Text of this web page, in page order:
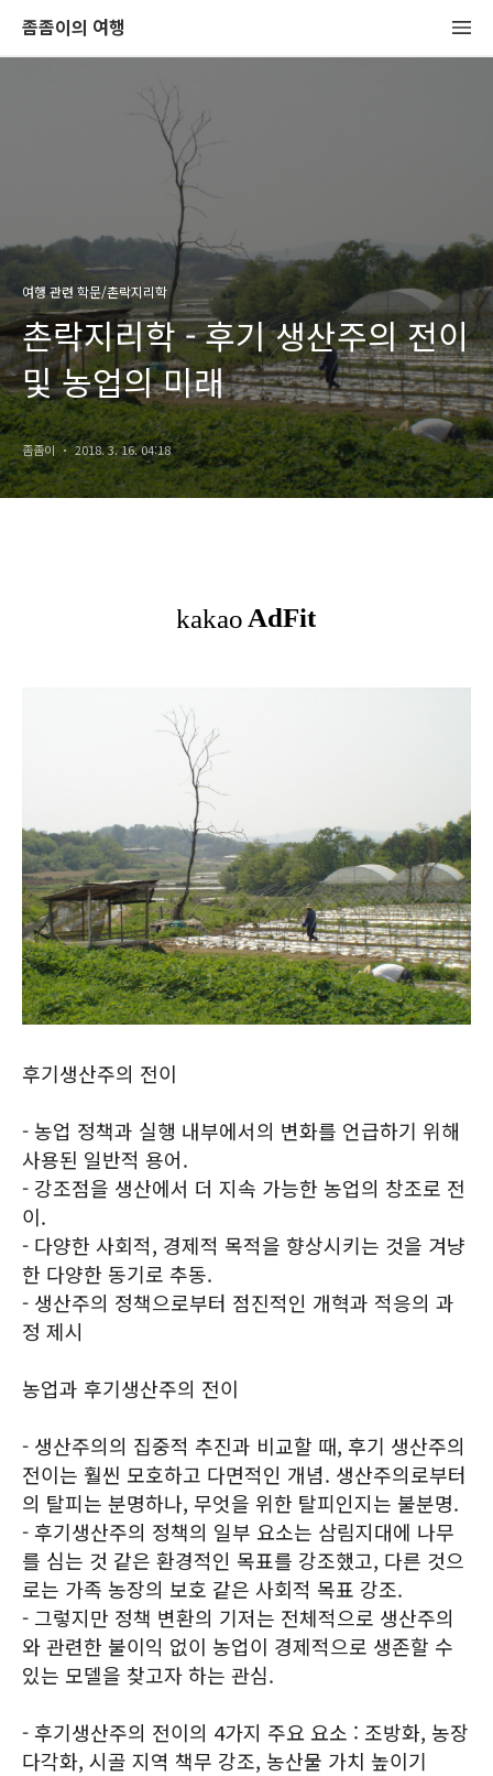
좀좀이의 여행
여행 관련 학문/촌락지리학
촌락지리학 - 후기 생산주의 전이
및 농업의 미래
좀좀이 2018. 3. 16. 04:18
후기생산주의 전이
- 농업 정책과 실행 내부에서의 변화를 언급하기 위해
사용된 일반적 용어.
- 강조점을 생산에서 더 지속 가능한 농업의 창조로 전
이.
- 다양한 사회적, 경제적 목적을 향상시키는 것을 겨냥
한 다양한 동기로 추동.
- 생산주의 정책으로부터 점진적인 개혁과 적응의 과
정 제시
농업과 후기생산주의 전이
- 생산주의의 집중적 추진과 비교할 때, 후기 생산주의
전이는 훨씬 모호하고 다면적인 개념. 생산주의로부터
의 탈피는 분명하나, 무엇을 위한 탈피인지는 불분명.
- 후기생산주의 정책의 일부 요소는 삼림지대에 나무
를 심는 것 같은 환경적인 목표를 강조했고, 다른 것으
로는 가족 농장의 보호 같은 사회적 목표 강조.
- 그렇지만 정책 변환의 기저는 전체적으로 생산주의
와 관련한 불이익 없이 농업이 경제적으로 생존할 수
있는 모델을 찾고자 하는 관심.
- 후기생산주의 전이의 4가지 주요 요소 : 조방화, 농장
다각화, 시골 지역 책무 강조, 농산물 가치 높이기